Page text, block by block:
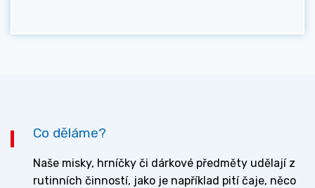
Co děláme?
Naše misky, hrníčky či dárkové předměty udělají z
rutinních činností, jako je například pití čaje, něco